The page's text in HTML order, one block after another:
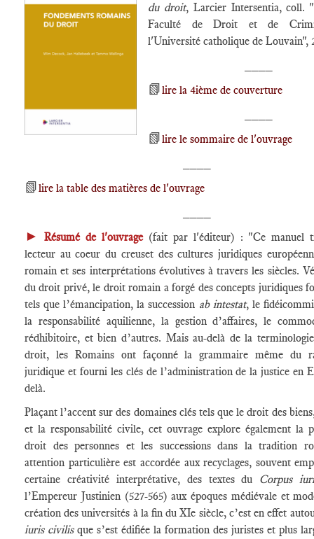
du droit, Larcier Intersentia, coll.
Faculté de Droit et de
l'Université catholique de Louvain",
📗lire la 4ième de couverture
📗lire le sommaire de l'ouvrage
📗lire la table des matières de l'ouvrage
► Résumé de l'ouvrage(fait par l'éditeur) : "Ce manuel
lecteur au coeur du creuset des cultures juridiques
romain et ses interprétations évolutives à travers les siècles.
du droit privé, le droit romain a forgé des concepts juridiques
tels que l’émancipation, la succession ab intestat, le
la responsabilité aquilienne, la gestion d’affaires, le
rédhibitoire, et bien d’autres. Mais au-delà de la
droit, les Romains ont façonné la grammaire même du
juridique et fourni les clés de l’administration de la justice en
delà.
Plaçant l’accent sur des domaines clés tels que le droit des
et la responsabilité civile, cet ouvrage explore également la
droit des personnes et les successions dans la tradition
attention particulière est accordée aux recyclages, souvent
certaine créativité interprétative, des textes du Corpus
l’Empereur Justinien (527-565) aux époques médiévale et
création des universités à la fin du XIe siècle, c’est en effet
iuris civilis que s’est édifiée la formation des juristes et plus